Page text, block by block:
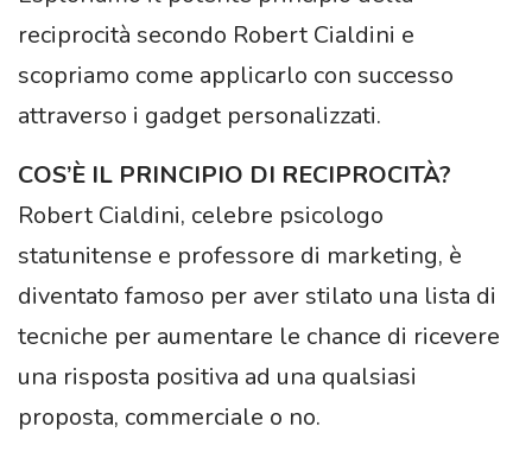
reciprocità secondo Robert Cialdini e
scopriamo come applicarlo con successo
attraverso i gadget personalizzati.
COS’È IL PRINCIPIO DI RECIPROCITÀ?
Robert Cialdini, celebre psicologo
statunitense e professore di marketing, è
diventato famoso per aver stilato una lista di
tecniche per aumentare le chance di ricevere
una risposta positiva ad una qualsiasi
proposta, commerciale o no.